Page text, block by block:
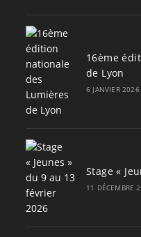
16ème
de Lyon
6 JANVIER 2026
Stage «
11 DÉCEMBRE